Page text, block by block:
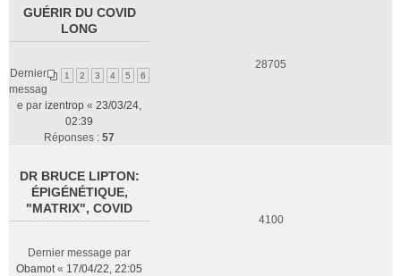
GUÉRIR DU COVID
LONG
1 2 3 4 5 6
Dernier
messag
e par izentrop « 23/03/24,
02:39
Réponses : 57
28705
DR BRUCE LIPTON:
ÉPIGÉNÉTIQUE,
"MATRIX", COVID
Dernier message par
Obamot« 17/04/22, 22:05
4100